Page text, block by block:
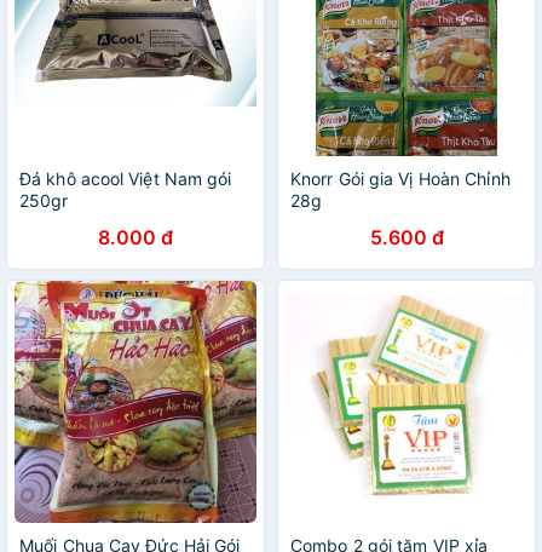
Đá khô acool Việt Nam gói
250gr
8.000 đ
Knorr Gói gia Vị Hoàn Chỉnh
28g
5.600 đ
Muối Chua Cay Đức Hải Gói
Combo 2 gói tăm VIP xỉa